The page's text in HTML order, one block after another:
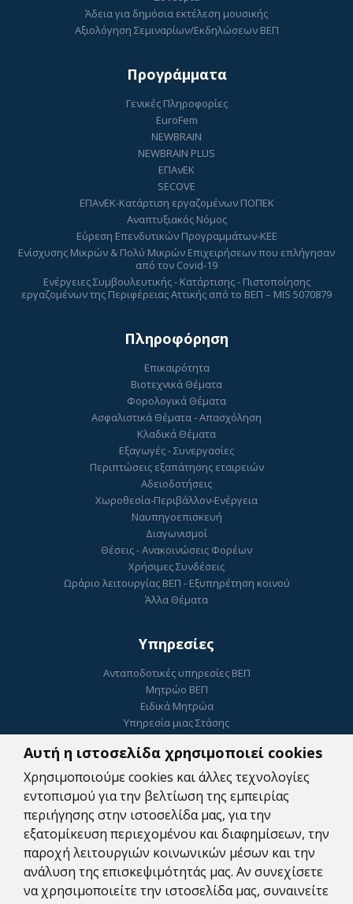
Αυτή η ιστοσελίδα χρησιμοποιεί cookies
Χρησιμοποιούμε cookies και άλλες τεχνολογίες
εντοπισμού για την βελτίωση της εμπειρίας
περιήγησης στην ιστοσελίδα μας, για την
εξατομίκευση περιεχομένου και διαφημίσεων, την
παροχή λειτουργιών κοινωνικών μέσων και την
ανάλυση της επισκεψιμότητάς μας. Αν συνεχίσετε
να χρησιμοποιείτε την ιστοσελίδα μας, συναινείτε
Άδεια για δημόσια εκτέλεση μουσικής
Αξιολόγηση Σεμιναρίων/Εκδηλώσεων ΒΕΠ
Προγράμματα
Γενικές Πληροφορίες
EuroFem
NEWBRAIN
NEWBRAIN PLUS
ΕΠΑνΕΚ
SECOVE
ΕΠΑνΕΚ-Κατάρτιση εργαζομένων ΠΟΠΕΚ
Αναπτυξιακός Νόμος
Εύρεση Επενδυτικών Προγραμμάτων-ΚΕΕ
Ενίσχυσης Μικρών & Πολύ Μικρών Επιχειρήσεων που επλήγησαν
από τον Covid-19
Ενέργειες Συμβουλευτικής - Κατάρτισης - Πιστοποίησης
εργαζομένων της Περιφέρειας Αττικής από το ΒΕΠ – MIS 5070879
Πληροφόρηση
Επικαιρότητα
Βιοτεχνικά Θέματα
Φορολογικά Θέματα
Ασφαλιστικά Θέματα - Απασχόληση
Κλαδικά Θέματα
Εξαγωγές - Συνεργασίες
Περιπτώσεις εξαπάτησης εταιρειών
Αδειοδοτήσεις
Χωροθεσία-Περιβάλλον-Ενέργεια
Ναυπηγοεπισκευή
Διαγωνισμοί
Θέσεις - Ανακοινώσεις Φορέων
Χρήσιμες Συνδέσεις
Ωράριο λειτουργίας ΒΕΠ - Εξυπηρέτηση κοινού
Άλλα Θέματα
Υπηρεσίες
Ανταποδοτικές υπηρεσίες ΒΕΠ
Μητρώο ΒΕΠ
Ειδικά Μητρώα
Υπηρεσία μιας Στάσης
Ηλεκτρονικό Επιμελητήριο
ΓΕΜΗ
Ψηφιακή Υπογραφή
Κατοχύρωση Εμπορικού Σήματος
Συμβουλευτικές Υπηρεσίες
Πληρωμές
Ψηφιακές Υπηρεσίες Αναζήτησης Εργαζομένων
Δωρεάν WEB υπηρεσίες